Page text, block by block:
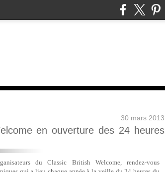
30 mars 2013
en ouverture des 24 heures
du Classic British Welcome, rendez-vous